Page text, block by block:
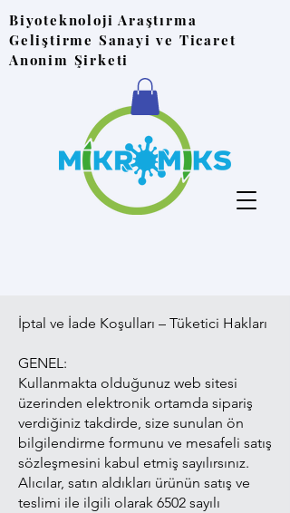
Biyoteknoloji Araştırma
Geliştirme Sanayi ve Ticaret
Anonim Şirketi
İptal ve İade Koşulları – Tüketici Hakları
GENEL:
Kullanmakta olduğunuz web sitesi
üzerinden elektronik ortamda sipariş
verdiğiniz takdirde, size sunulan ön
bilgilendirme formunu ve mesafeli satış
sözleşmesini kabul etmiş sayılırsınız.
Alıcılar, satın aldıkları ürünün satış ve
teslimi ile ilgili olarak 6502 sayılı